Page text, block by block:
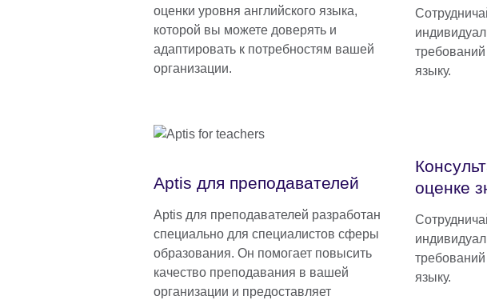
оценки уровня английского языка,
которой вы можете доверять и
адаптировать к потребностям вашей
организации.
требований
языку.
Aptis для преподавателей
Aptis для преподавателей разработан
специально для специалистов сферы
образования. Он помогает повысить
качество преподавания в вашей
организации и предоставляет
оценке
требований
языку.